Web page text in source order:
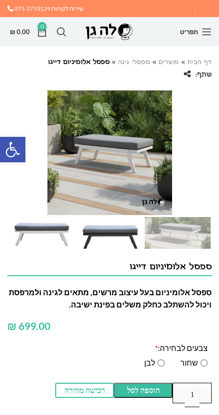
שירות לקוחות073-3753129
תפריט
0
₪0.00
דף הבית » מוצרים » ספסלי גינה » ספסל אלומיניום דייגו
שתף:
ספסל אלומיניום דייגו
ספסל אלומיניום בעל עיצוב מרשים, מתאים לגינה ולמרפסת
ויכול להשתלב כחלק משלים בפינת ישיבה.
₪
צבעים לבחירה:*
שחור
לבן
הוספה לסל רכישה מהירה